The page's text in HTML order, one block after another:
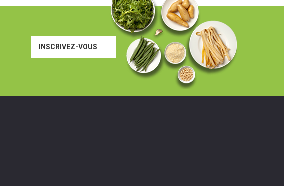
INSCRIVEZ-VOUS